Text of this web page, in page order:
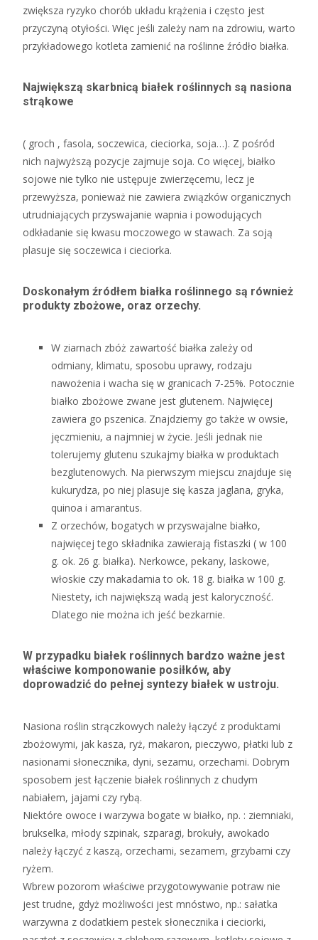
zwiększa ryzyko chorób układu krążenia i często jest
przyczyną otyłości. Więc jeśli zależy nam na zdrowiu, warto
przykładowego kotleta zamienić na roślinne źródło białka.
Największą skarbnicą białek roślinnych są nasiona
strąkowe
( groch , fasola, soczewica, cieciorka, soja…). Z pośród
nich najwyższą pozycje zajmuje soja. Co więcej, białko
sojowe nie tylko nie ustępuje zwierzęcemu, lecz je
przewyższa, ponieważ nie zawiera związków organicznych
utrudniających przyswajanie wapnia i powodujących
odkładanie się kwasu moczowego w stawach. Za soją
plasuje się soczewica i cieciorka.
Doskonałym źródłem białka roślinnego są również
produkty zbożowe, oraz orzechy.
W ziarnach zbóż zawartość białka zależy od
odmiany, klimatu, sposobu uprawy, rodzaju
nawożenia i wacha się w granicach 7-25%. Potocznie
białko zbożowe zwane jest glutenem. Najwięcej
zawiera go pszenica. Znajdziemy go także w owsie,
jęczmieniu, a najmniej w życie. Jeśli jednak nie
tolerujemy glutenu szukajmy białka w produktach
bezglutenowych. Na pierwszym miejscu znajduje się
kukurydza, po niej plasuje się kasza jaglana, gryka,
quinoa i amarantus.
Z orzechów, bogatych w przyswajalne białko,
najwięcej tego składnika zawierają fistaszki ( w 100
g. ok. 26 g. białka). Nerkowce, pekany, laskowe,
włoskie czy makadamia to ok. 18 g. białka w 100 g.
Niestety, ich największą wadą jest kaloryczność.
Dlatego nie można ich jeść bezkarnie.
W przypadku białek roślinnych bardzo ważne jest
właściwe komponowanie posiłków, aby
doprowadzić do pełnej syntezy białek w ustroju.
Nasiona roślin strączkowych należy łączyć z produktami
zbożowymi, jak kasza, ryż, makaron, pieczywo, płatki lub z
nasionami słonecznika, dyni, sezamu, orzechami. Dobrym
sposobem jest łączenie białek roślinnych z chudym
nabiałem, jajami czy rybą.
Niektóre owoce i warzywa bogate w białko, np. : ziemniaki,
brukselka, młody szpinak, szparagi, brokuły, awokado
należy łączyć z kaszą, orzechami, sezamem, grzybami czy
ryżem.
Wbrew pozorom właściwe przygotowywanie potraw nie
jest trudne, gdyż możliwości jest mnóstwo, np.: sałatka
warzywna z dodatkiem pestek słonecznika i cieciorki,